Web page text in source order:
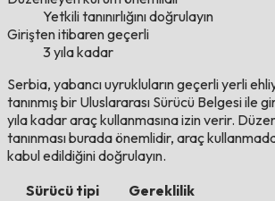
Yetkili tanınırlığını doğrulayın
Girişten itibaren geçerli
3 yıla kadar
Serbia, yabancı uyrukluların geçerli yerli
tanınmış bir Uluslararası Sürücü Belgesi ile
yıla kadar araç kullanmasına izin verir.
tanınması burada önemlidir, araç
kabul edildiğini doğrulayın.
Sürücü tipi
Gereklilik